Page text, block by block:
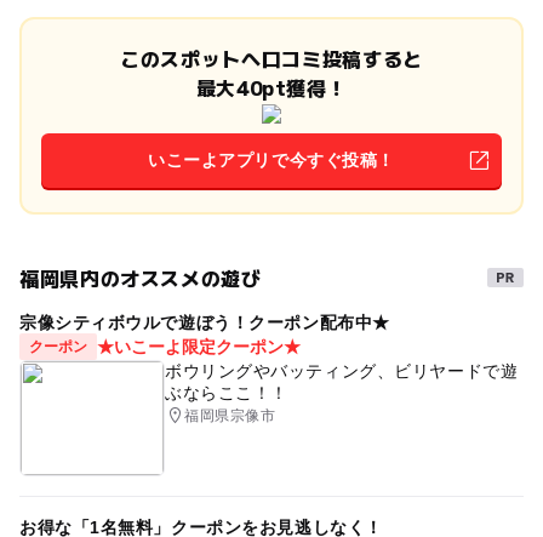
このスポットへ口コミ投稿すると
最大40pt獲得！
いこーよアプリで今すぐ投稿！
福岡県内のオススメの遊び
宗像シティボウルで遊ぼう！クーポン配布中★
クーポン ★いこーよ限定クーポン★
ボウリングやバッティング、ビリヤードで遊
ぶならここ！！
福岡県宗像市
お得な「1名無料」クーポンをお見逃しなく！